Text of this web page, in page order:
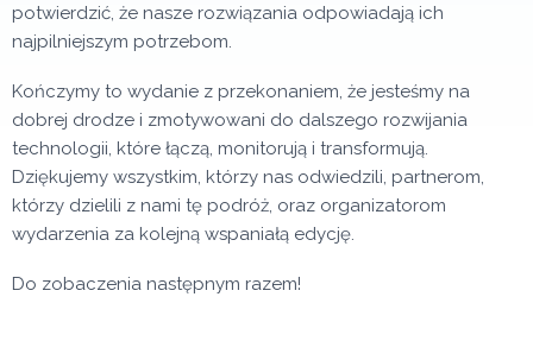
potwierdzić, że nasze rozwiązania odpowiadają ich
najpilniejszym potrzebom.
Kończymy to wydanie z przekonaniem, że jesteśmy na
dobrej drodze i zmotywowani do dalszego rozwijania
technologii, które łączą, monitorują i transformują.
Dziękujemy wszystkim, którzy nas odwiedzili, partnerom,
którzy dzielili z nami tę podróż, oraz organizatorom
wydarzenia za kolejną wspaniałą edycję.
Do zobaczenia następnym razem!